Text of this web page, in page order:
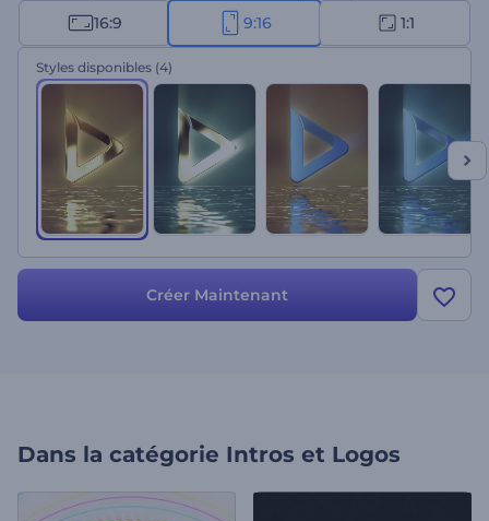
Animation de Logo Lever de Soleil Charmant. Essayez ce modèle
cinématographique aujourd'hui.
16:9 9:16 1:1
Styles disponibles (4)
Créer Maintenant
Dans la catégorie Intros et Logos